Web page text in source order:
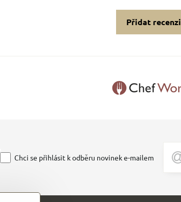
Přidat recenzi
Chci se přihlásit k odběru novinek e-mailem